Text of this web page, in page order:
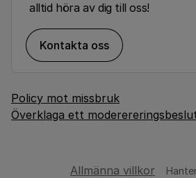
alltid höra av dig till oss!
Kontakta oss
Policy mot missbruk
Överklaga ett
Allmänna villkor